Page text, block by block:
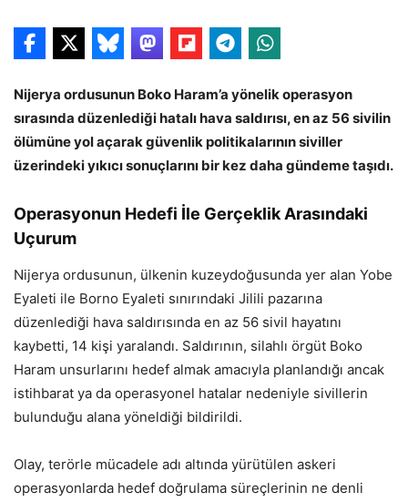
Nijerya ordusunun Boko Haram’a yönelik operasyon
sırasında düzenlediği hatalı hava saldırısı, en az 56 sivilin
ölümüne yol açarak güvenlik politikalarının siviller
üzerindeki yıkıcı sonuçlarını bir kez daha gündeme taşıdı.
Operasyonun Hedefi İle Gerçeklik Arasındaki
Uçurum
Nijerya ordusunun, ülkenin kuzeydoğusunda yer alan Yobe
Eyaleti ile Borno Eyaleti sınırındaki Jilili pazarına
düzenlediği hava saldırısında en az 56 sivil hayatını
kaybetti, 14 kişi yaralandı. Saldırının, silahlı örgüt Boko
Haram unsurlarını hedef almak amacıyla planlandığı ancak
istihbarat ya da operasyonel hatalar nedeniyle sivillerin
bulunduğu alana yöneldiği bildirildi.
Olay, terörle mücadele adı altında yürütülen askeri
operasyonlarda hedef doğrulama süreçlerinin ne denli